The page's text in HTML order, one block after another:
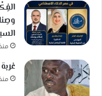
منذ 13
منذ 19